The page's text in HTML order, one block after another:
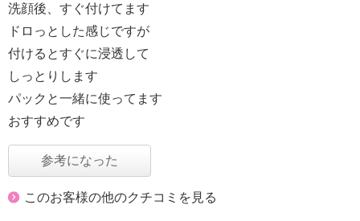
洗顔後、すぐ付けてます
ドロっとした感じですが
付けるとすぐに浸透して
しっとりします
パックと一緒に使ってます
おすすめです
参考になった
このお客様の他のクチコミを見る